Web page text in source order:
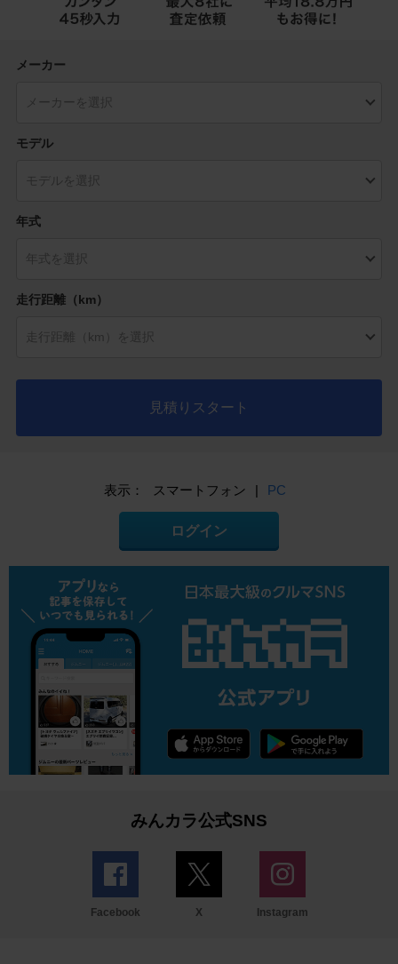
メーカー
モデル
年式
走行距離（km）
見積りスタート
表示： スマートフォン | PC
ログイン
みんカラ公式SNS
Facebook X Instagram